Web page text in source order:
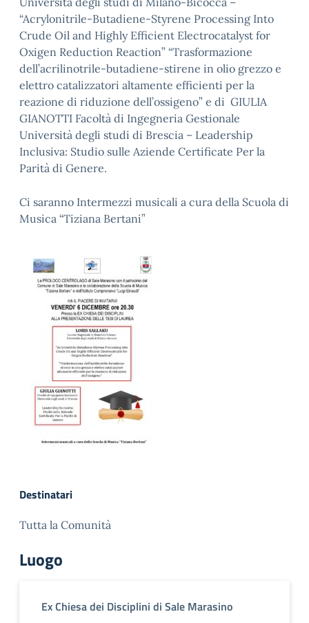
“Acrylonitrile-Butadiene-Styrene Processing Into
Crude Oil and Highly Efficient Electrocatalyst for
Oxigen Reduction Reaction” “Trasformazione
dell’acrilinotrile-butadiene-stirene in olio grezzo e
elettro catalizzatori altamente efficienti per la
reazione di riduzione dell’ossigeno” e di GIULIA
GIANOTTI Facoltà di Ingegneria Gestionale
Università degli studi di Brescia – Leadership
Inclusiva: Studio sulle Aziende Certificate Per la
Parità di Genere.
Ci saranno Intermezzi musicali a cura della Scuola di
Musica “Tiziana Bertani”
Destinatari
Tutta la Comunità
Luogo
Ex Chiesa dei Disciplini di Sale Marasino